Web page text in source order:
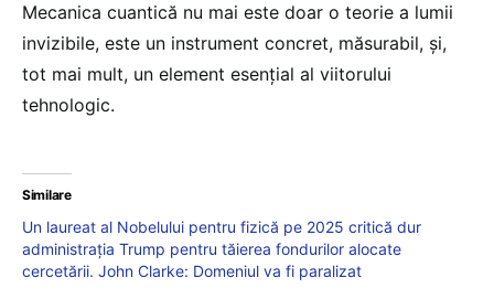
Mecanica cuantică nu mai este doar o teorie a lumii
invizibile, este un instrument concret, măsurabil, și,
tot mai mult, un element esențial al viitorului
tehnologic.
Similare
Un laureat al Nobelului pentru fizică pe 2025 critică dur
administrația Trump pentru tăierea fondurilor alocate
cercetării. John Clarke: Domeniul va fi paralizat